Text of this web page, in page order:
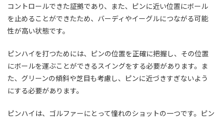
コントロールできた証拠であり、また、ピンに近い位置にボール
を止めることができたため、バーディやイーグルにつながる可能
性が高い状態です。
ピンハイを打つためには、ピンの位置を正確に把握し、その位置
にボールを運ぶことができるスイングをする必要があります。ま
た、グリーンの傾斜や芝目も考慮し、ピンに近づきすぎないよう
にする必要があります。
ピンハイは、ゴルファーにとって憧れのショットの一つです。ピン